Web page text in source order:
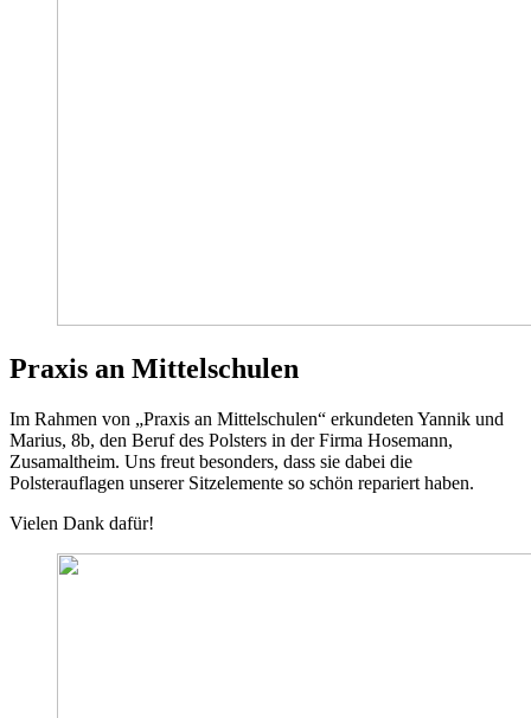
Praxis an Mittelschulen
Im Rahmen von „Praxis an Mittelschulen“ erkundeten Yannik und
Marius, 8b, den Beruf des Polsters in der Firma Hosemann,
Zusamaltheim. Uns freut besonders, dass sie dabei die
Polsterauflagen unserer Sitzelemente so schön repariert haben.
Vielen Dank dafür!